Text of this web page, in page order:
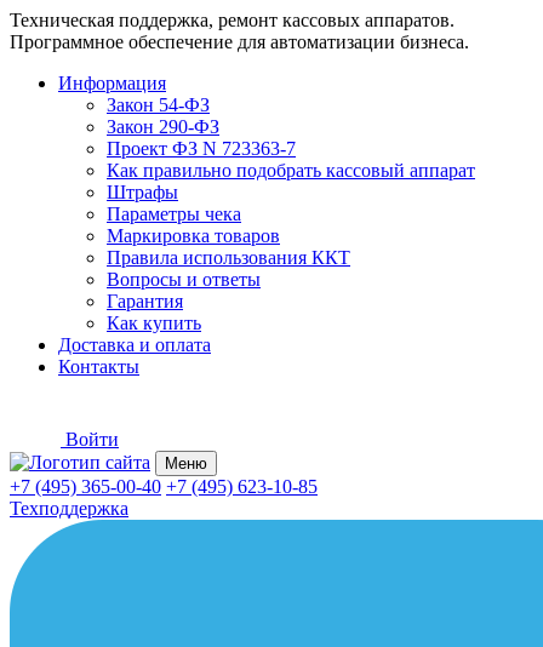
Техническая поддержка, ремонт кассовых аппаратов.
Программное обеспечение для автоматизации бизнеса.
Информация
Закон 54-ФЗ
Закон 290-ФЗ
Проект ФЗ N 723363-7
Как правильно подобрать кассовый аппарат
Штрафы
Параметры чека
Маркировка товаров
Правила использования ККТ
Вопросы и ответы
Гарантия
Как купить
Доставка и оплата
Контакты
Войти
Меню
+7 (495) 365-00-40 +7 (495) 623-10-85
Техподдержка